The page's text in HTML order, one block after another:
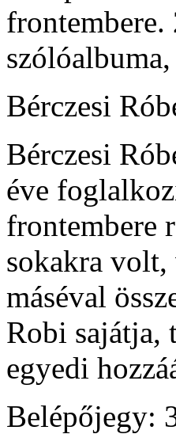
Bérczesi
Bérczesi
éve
frontembere
sokakra volt,
máséval
Robi sajátja,
egyedi
Belépőjegy: